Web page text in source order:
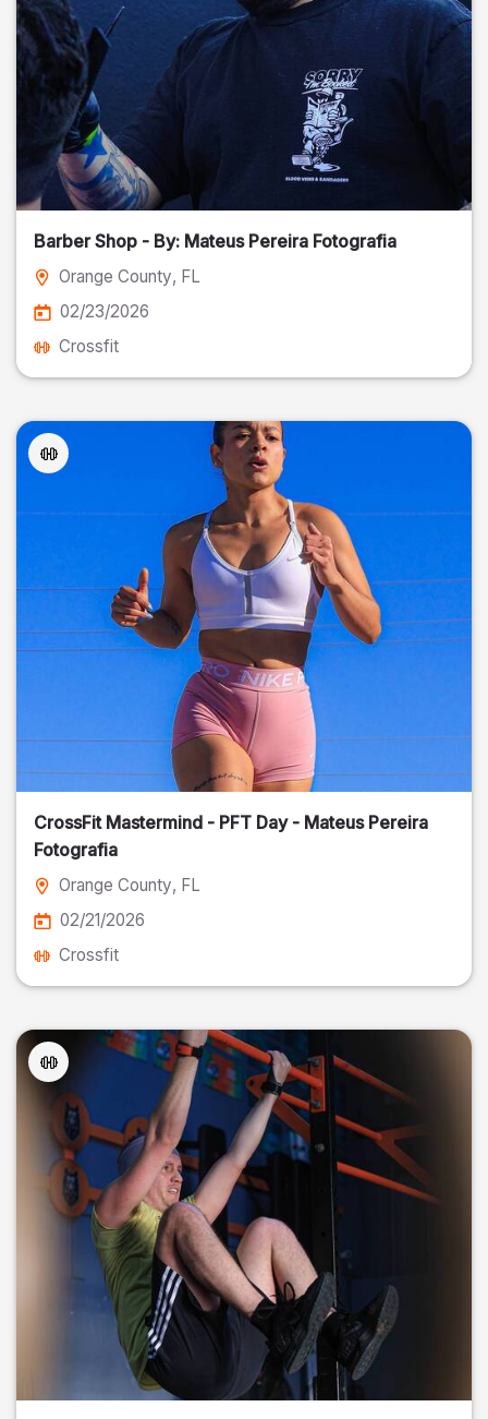
Barber Shop - By: Mateus Pereira Fotografia
Orange County, FL
02/23/2026
Crossfit
CrossFit Mastermind - PFT Day - Mateus Pereira
Fotografia
Orange County, FL
02/21/2026
Crossfit